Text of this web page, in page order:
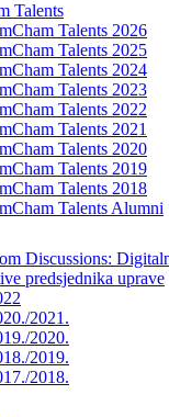
Talents
Talents 2026
Talents 2025
Talents 2024
Talents 2023
Talents 2022
Talents 2021
Talents 2020
Talents 2019
Talents 2018
Talents Alumni
Discussions:
predsjednika uprave
2021.
2020.
2019.
2018.